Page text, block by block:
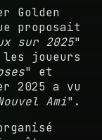
Golden
proposait
sur 2025"
joueurs
" et
2025 a vu
Ami".